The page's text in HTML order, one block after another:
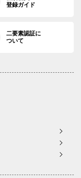
登録ガイド
二要素認証に
ついて